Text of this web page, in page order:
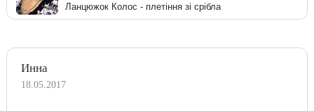
Ланцюжок Колос - плетіння зі срібла
Инна
18.05.2017